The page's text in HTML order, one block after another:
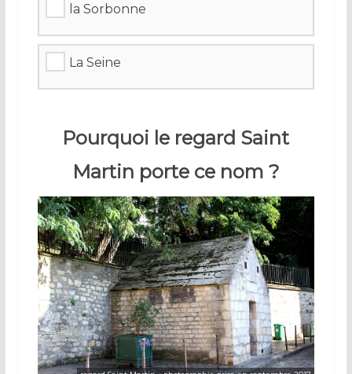
la Sorbonne
La Seine
Pourquoi le regard Saint
Martin porte ce nom ?